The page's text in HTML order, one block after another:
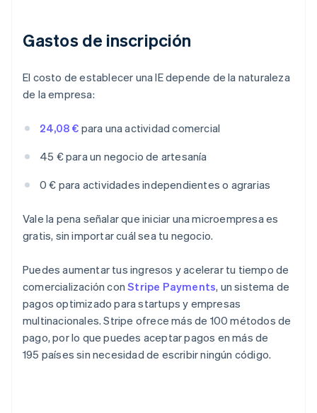
Gastos de inscripción
El costo de establecer una IE depende de la naturaleza
de la empresa:
24,08 € para una actividad comercial
45 € para un negocio de artesanía
0 € para actividades independientes o agrarias
Vale la pena señalar que iniciar una microempresa es
gratis, sin importar cuál sea tu negocio.
Puedes aumentar tus ingresos y acelerar tu tiempo de
comercialización conStripe Payments, un sistema de
pagos optimizado para startups y empresas
multinacionales. Stripe ofrece más de 100 métodos de
pago, por lo que puedes aceptar pagos en más de
195 países sin necesidad de escribir ningún código.